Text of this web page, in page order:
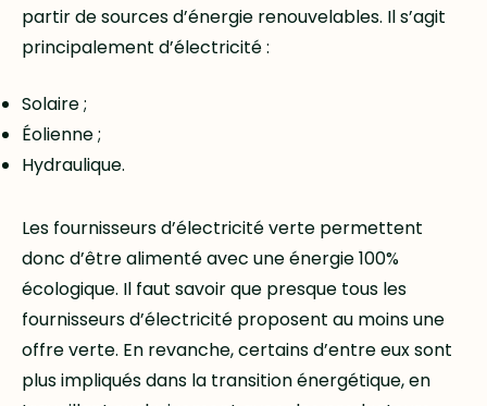
partir de sources d’énergie renouvelables. Il s’agit
principalement d’électricité :
Solaire ;
Éolienne ;
Hydraulique.
Les fournisseurs d’électricité verte permettent
donc d’être alimenté avec une énergie 100%
écologique. Il faut savoir que presque tous les
fournisseurs d’électricité proposent au moins une
offre verte. En revanche, certains d’entre eux sont
plus impliqués dans la transition énergétique, en